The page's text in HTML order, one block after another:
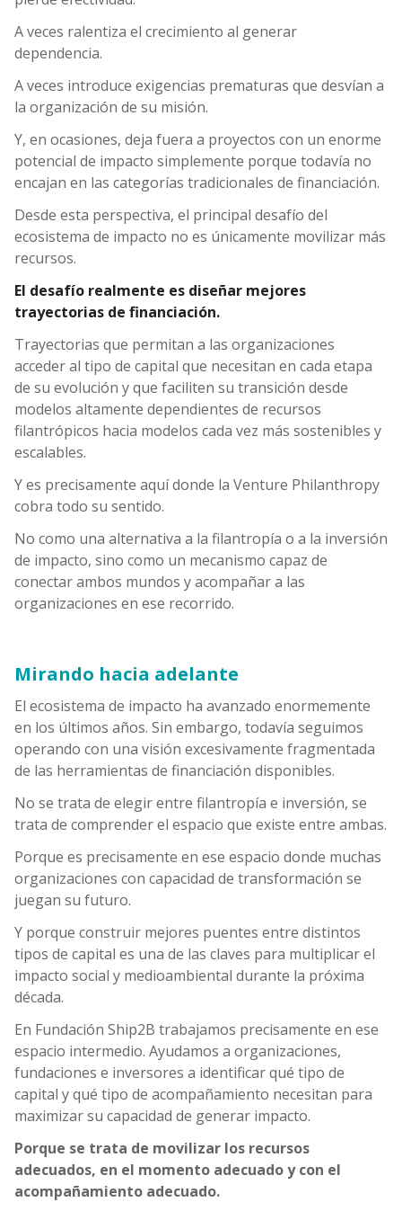
A veces ralentiza el crecimiento al generar
dependencia.
A veces introduce exigencias prematuras que desvían a
la organización de su misión.
Y, en ocasiones, deja fuera a proyectos con un enorme
potencial de impacto simplemente porque todavía no
encajan en las categorías tradicionales de financiación.
Desde esta perspectiva, el principal desafío del
ecosistema de impacto no es únicamente movilizar más
recursos.
El desafío realmente es diseñar mejores
trayectorias de financiación.
Trayectorias que permitan a las organizaciones
acceder al tipo de capital que necesitan en cada etapa
de su evolución y que faciliten su transición desde
modelos altamente dependientes de recursos
filantrópicos hacia modelos cada vez más sostenibles y
escalables.
Y es precisamente aquí donde la Venture Philanthropy
cobra todo su sentido.
No como una alternativa a la filantropía o a la inversión
de impacto, sino como un mecanismo capaz de
conectar ambos mundos y acompañar a las
organizaciones en ese recorrido.
Mirando hacia adelante
El ecosistema de impacto ha avanzado enormemente
en los últimos años. Sin embargo, todavía seguimos
operando con una visión excesivamente fragmentada
de las herramientas de financiación disponibles.
No se trata de elegir entre filantropía e inversión, se
trata de comprender el espacio que existe entre ambas.
Porque es precisamente en ese espacio donde muchas
organizaciones con capacidad de transformación se
juegan su futuro.
Y porque construir mejores puentes entre distintos
tipos de capital es una de las claves para multiplicar el
impacto social y medioambiental durante la próxima
década.
En Fundación Ship2B trabajamos precisamente en ese
espacio intermedio. Ayudamos a organizaciones,
fundaciones e inversores a identificar qué tipo de
capital y qué tipo de acompañamiento necesitan para
maximizar su capacidad de generar impacto.
Porque se trata de movilizar los recursos
adecuados, en el momento adecuado y con el
acompañamiento adecuado.